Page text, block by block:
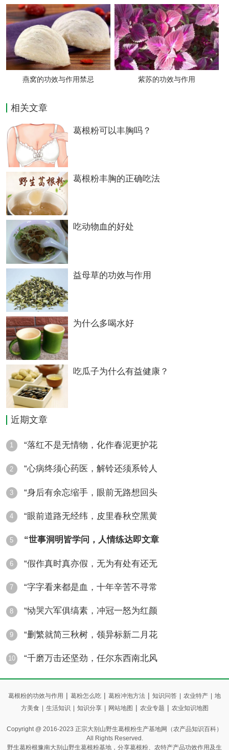
常与穿山甲、王不留行、通草等同用。
2
皂角刺的食用方法
1. 皂角刺橘皮蜜饮
【组成】皂角刺30克，青皮20克，陈皮
20克，王不留行20克，郁金15克，蜂蜜30
克。
【制法】把皂角刺、青皮、陈皮、郁金分
别洗净，晒干或烘干，切碎备用。将王不留行
洗净，晾干后敲碎或研碎，与切碎的皂角刺、
青皮、陈皮、郁金一同放入沙锅，加水浸泡片
刻，煎煮30分钟，用洁净纱布过滤，去渣，取
滤汁放入容器，待其温热时兑入蜂蜜，拌和均
匀即成。
【用法】上、下午分服。王不留行的行血
通经之力较大，血虚者、崩漏失血者慎用，孕
妇忌用。
2. 皂角刺酒
【原料】皂角刺1500克，米酒5000毫
升。
【制法】将皂角刺去筋皮炙黄，研碎，装
袋，即可饮用。每次 500毫升，每日服3次，
空腹饮。
燕窝的功效与作用禁忌 紫苏的功效与作用
相关文章
葛根粉可以丰胸吗？
葛根粉丰胸的正确吃法
吃动物血的好处
益母草的功效与作用
为什么多喝水好
吃瓜子为什么有益健康？
近期文章
1 “落红不是无情物，化作春泥更护花
2 “心病终须心药医，解铃还须系铃人
3 “身后有余忘缩手，眼前无路想回头
4 “眼前道路无经纬，皮里春秋空黑黄
5 “世事洞明皆学问，人情练达即文章
6 “假作真时真亦假，无为有处有还无
7 “字字看来都是血，十年辛苦不寻常
8 “恸哭六军俱缟素，冲冠一怒为红颜
9 “删繁就简三秋树，领异标新二月花
10 “千磨万击还坚劲，任尔东西南北风
葛根粉的功效与作用 | 葛粉怎么吃 | 葛粉冲泡方法 | 知识问答 | 农业特产 | 地
方美食 | 生活知识 | 知识分享 | 网站地图 | 农业专题 | 农业知识地图
Copyright @ 2016-2023 正宗大别山野生葛根粉生产基地网（农产品知识百科）
All Rights Reserved.
野生葛粉根豫南大别山野生葛根粉基地，分享葛根粉、农特产产品功效作用及生